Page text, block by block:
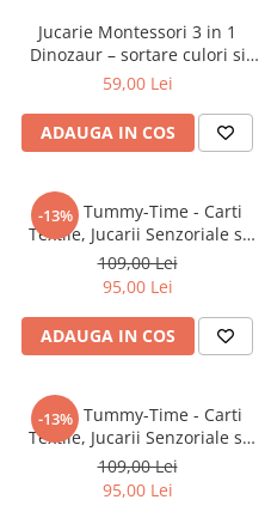
Jucarie Montessori 3 in 1
Dinozaur – sortare culori si
motricitate fina
59,00 Lei
ADAUGA IN COS
-13%
Perna Tummy-Time - Carti
Textile, Jucarii Senzoriale si
sunete - verde
109,00 Lei
95,00 Lei
ADAUGA IN COS
-13%
Perna Tummy-Time - Carti
Textile, Jucarii Senzoriale si
sunete - roz
109,00 Lei
95,00 Lei